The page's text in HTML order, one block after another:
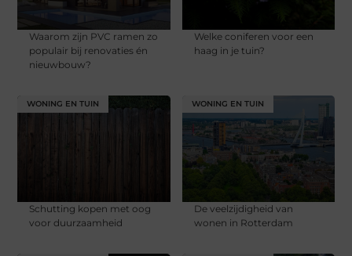
Waarom zijn PVC ramen zo
populair bij renovaties én
nieuwbouw?
Welke coniferen voor een
haag in je tuin?
WONING EN TUIN
Schutting kopen met oog
voor duurzaamheid
WONING EN TUIN
De veelzijdigheid van
wonen in Rotterdam